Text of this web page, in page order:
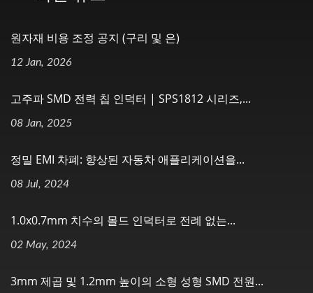
원자재 비용 조정 공지 (구리 및 은)
12 Jan, 2026
고주파 SMD 전력 칩 인덕터 | SPS1812 시리즈,...
08 Jan, 2025
정밀 EMI 차폐: 향상된 자동차 애플리케이션을...
08 Jul, 2024
1.0x0.7mm 치수의 몰드 인덕터로 전례 없는...
02 May, 2024
3mm 제곱 및 1.2mm 높이의 소형 성형 SMD 전원...